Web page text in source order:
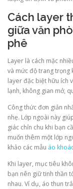
Cách layer
giữa văn
phê
Layer là cách mặc
và mức độ trang trọng
layer đặc biệt hữu ích
lạnh, không gian mở,
Công thức đơn giản
nhẹ. Lớp ngoài này
giác chỉn chu khi bạn
muốn thêm một lớp
khảo các mẫu áo
Khi layer, mục tiêu
bạn nên giữ tinh thần
nhau. Ví dụ, áo thun